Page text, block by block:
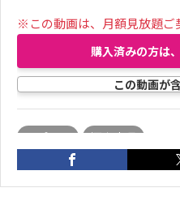
※この動画は、月額見放題ご
購入済みの方は
この動画が
コプラス 河内山冴